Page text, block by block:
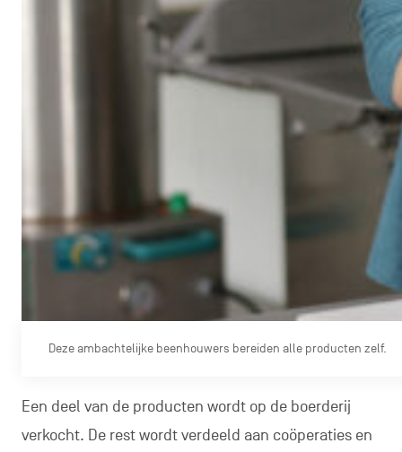
Deze ambachtelijke beenhouwers bereiden alle producten zelf.
Een deel van de producten wordt op de boerderij
verkocht. De rest wordt verdeeld aan coöperaties en